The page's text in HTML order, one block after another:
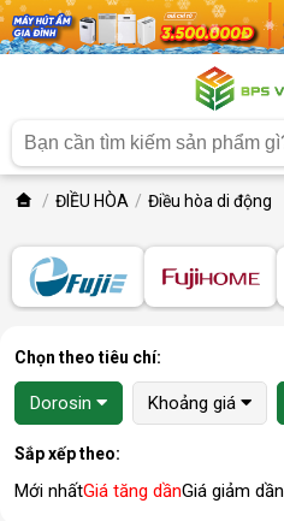
ĐIỀU HÒA Điều hòa di động
Chọn theo tiêu chí:
Dorosin Khoảng giá
Sắp xếp theo:
Mới nhấtGiá tăng dầnGiá giảm dần